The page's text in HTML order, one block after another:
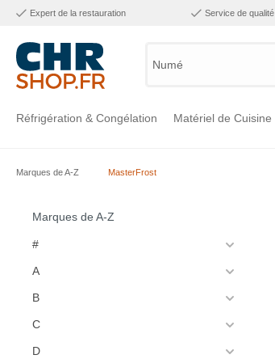
Expert de la restauration Service de qualité
Numéro
Réfrigération & Congélation Matériel de Cuisine
Marques de A-Z MasterFrost
Marques de A-Z
#
A
B
C
D